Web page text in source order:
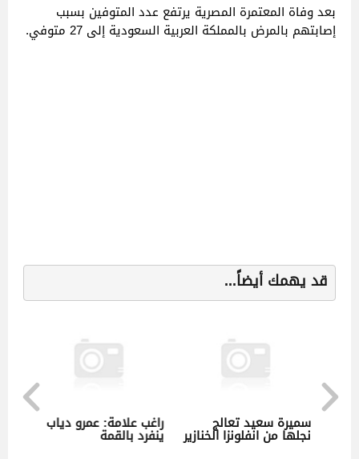
بعد وفاة المعتمرة المصرية يرتفع عدد المتوفين بسبب
إصابتهم بالمرض بالمملكة العربية السعودية إلى 27 متوفي.
قد يهمك أيضاً...
راغب علامة: عمرو دياب لا
ينفرد بالقمة
سميرة سعيد تعالج
نجلها من انفلونزا الخنازير
تأمين